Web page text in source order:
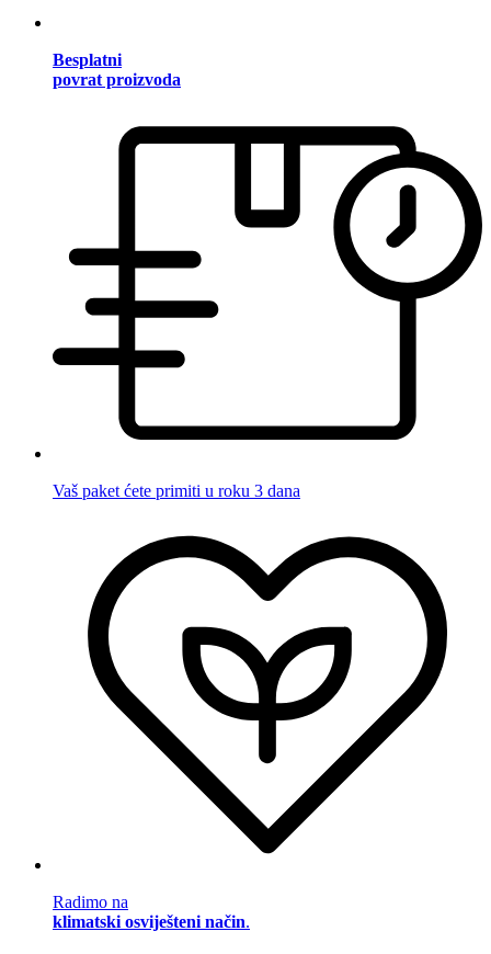
Besplatni
povrat proizvoda
Vaš paket ćete primiti u roku 3 dana
Radimo na
klimatski osviješteni način.